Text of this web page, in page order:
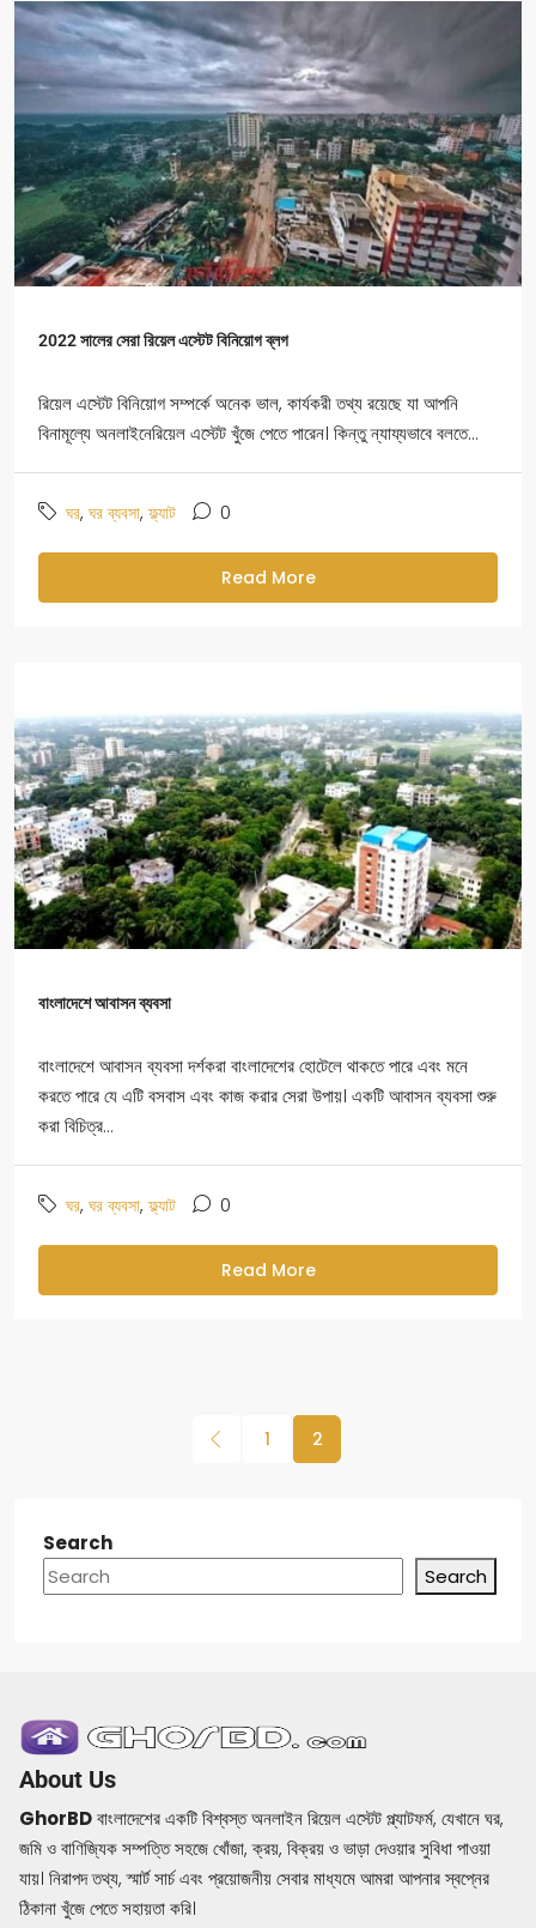
2022 সালের সেরা রিয়েল এস্টেট বিনিয়োগ ব্লগ
রিয়েল এস্টেট বিনিয়োগ সম্পর্কে অনেক ভাল, কার্যকরী তথ্য রয়েছে যা আপনি
বিনামূল্যে অনলাইনেরিয়েল এস্টেট খুঁজে পেতে পারেন। কিন্তু ন্যায্যভাবে বলতে...
ঘর, ঘর ব্যবসা,ফ্ল্যাট 0
Read More
বাংলাদেশে আবাসন ব্যবসা
বাংলাদেশে আবাসন ব্যবসা দর্শকরা বাংলাদেশের হোটেলে থাকতে পারে এবং মনে
করতে পারে যে এটি বসবাস এবং কাজ করার সেরা উপায়। একটি আবাসন ব্যবসা শুরু
করা বিচিত্র...
ঘর, ঘর ব্যবসা,ফ্ল্যাট 0
Read More
1 2
Search
Search
About Us
GhorBDবাংলাদেশের একটি বিশ্বস্ত অনলাইন রিয়েল এস্টেট প্ল্যাটফর্ম, যেখানে ঘর,
জমি ও বাণিজ্যিক সম্পত্তি সহজে খোঁজা, ক্রয়, বিক্রয় ও ভাড়া দেওয়ার সুবিধা পাওয়া
যায়। নিরাপদ তথ্য, স্মার্ট সার্চ এবং প্রয়োজনীয় সেবার মাধ্যমে আমরা আপনার স্বপ্নের
ঠিকানা খুঁজে পেতে সহায়তা করি।